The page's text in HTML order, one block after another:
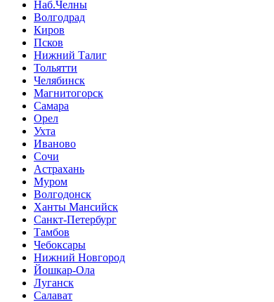
Наб.Челны
Волгодрад
Киров
Псков
Нижний Талиг
Тольятти
Челябинск
Магнитогорск
Самара
Орел
Ухта
Иваново
Сочи
Астрахань
Муром
Волгодонск
Ханты Мансийск
Санкт-Петербург
Тамбов
Чебоксары
Нижний Новгород
Йошкар-Ола
Луганск
Салават